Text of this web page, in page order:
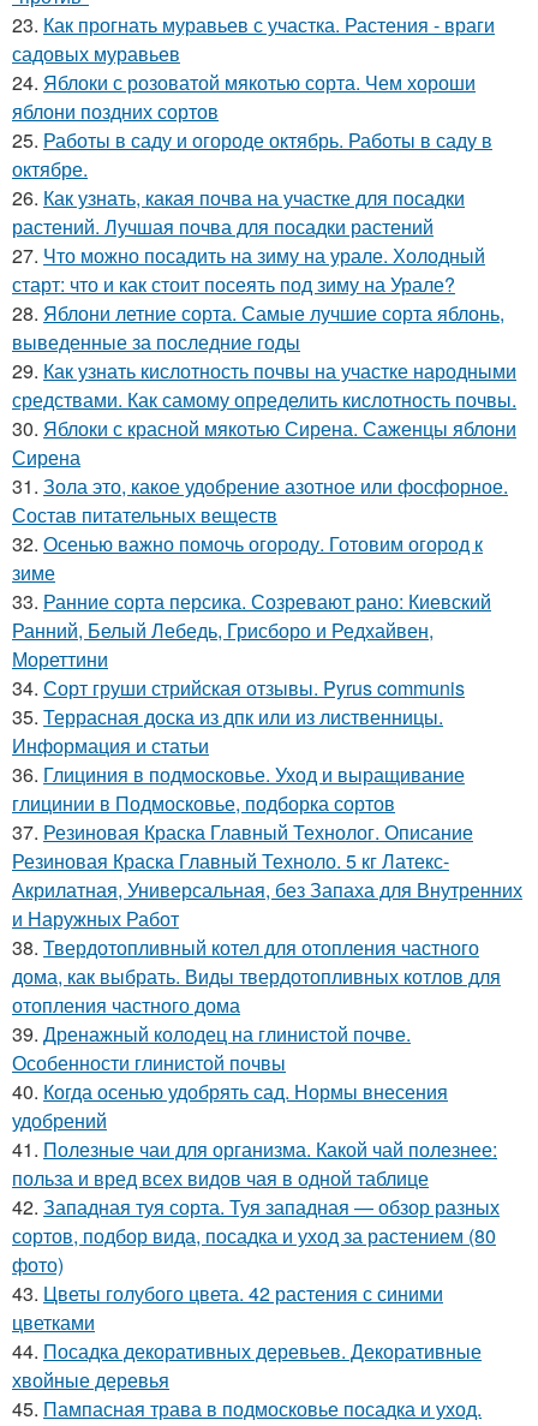
23. Как прогнать муравьев с участка. Растения - враги
садовых муравьев
24. Яблоки с розоватой мякотью сорта. Чем хороши
яблони поздних сортов
25. Работы в саду и огороде октябрь. Работы в саду в
октябре.
26. Как узнать, какая почва на участке для посадки
растений. Лучшая почва для посадки растений
27. Что можно посадить на зиму на урале. Холодный
старт: что и как стоит посеять под зиму на Урале?
28. Яблони летние сорта. Самые лучшие сорта яблонь,
выведенные за последние годы
29. Как узнать кислотность почвы на участке народными
средствами. Как самому определить кислотность почвы.
30. Яблоки с красной мякотью Сирена. Саженцы яблони
Сирена
31. Зола это, какое удобрение азотное или фосфорное.
Состав питательных веществ
32. Осенью важно помочь огороду. Готовим огород к
зиме
33. Ранние сорта персика. Созревают рано: Киевский
Ранний, Белый Лебедь, Грисборо и Редхайвен,
Мореттини
34. Сорт груши стрийская отзывы. Pyrus communis
35. Террасная доска из дпк или из лиственницы.
Информация и статьи
36. Глициния в подмосковье. Уход и выращивание
глицинии в Подмосковье, подборка сортов
37. Резиновая Краска Главный Технолог. Описание
Резиновая Краска Главный Техноло. 5 кг Латекс-
Акрилатная, Универсальная, без Запаха для Внутренних
и Наружных Работ
38. Твердотопливный котел для отопления частного
дома, как выбрать. Виды твердотопливных котлов для
отопления частного дома
39. Дренажный колодец на глинистой почве.
Особенности глинистой почвы
40. Когда осенью удобрять сад. Нормы внесения
удобрений
41. Полезные чаи для организма. Какой чай полезнее:
польза и вред всех видов чая в одной таблице
42. Западная туя сорта. Туя западная — обзор разных
сортов, подбор вида, посадка и уход за растением (80
фото)
43. Цветы голубого цвета. 42 растения с синими
цветками
44. Посадка декоративных деревьев. Декоративные
хвойные деревья
45. Пампасная трава в подмосковье посадка и уход.